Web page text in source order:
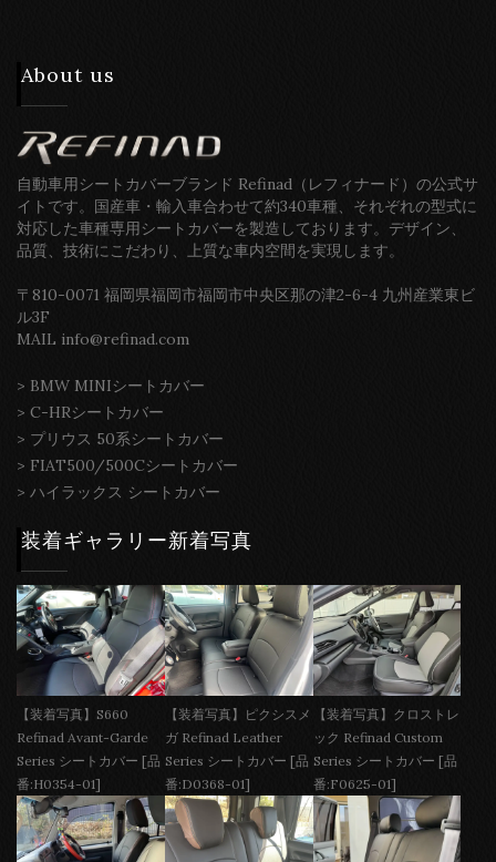
About us
自動車用シートカバーブランド Refinad（レフィナード）の公式サ
イトです。国産車・輸入車合わせて約340車種、それぞれの型式に
対応した車種専用シートカバーを製造しております。デザイン、
品質、技術にこだわり、上質な車内空間を実現します。
〒810-0071 福岡県福岡市福岡市中央区那の津2-6-4 九州産業東ビ
ル3F
MAIL info@refinad.com
> BMW MINIシートカバー
> C-HRシートカバー
> プリウス 50系シートカバー
> FIAT500/500Cシートカバー
> ハイラックス シートカバー
装着ギャラリー新着写真
【装着写真】S660
Refinad Avant-Garde
Series シートカバー [品
番:H0354-01]
【装着写真】ピクシスメ
ガ Refinad Leather
Series シートカバー [品
番:D0368-01]
【装着写真】クロストレ
ック Refinad Custom
Series シートカバー [品
番:F0625-01]